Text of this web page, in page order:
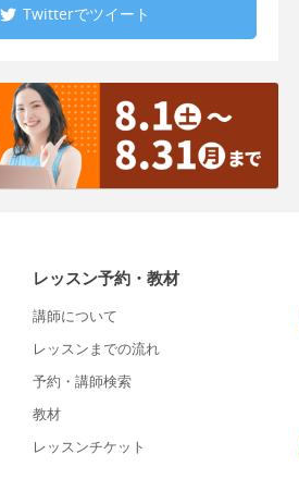
Twitterでツイート
レッスン予約・教材
講師について
レッスンまでの流れ
予約・講師検索
教材
レッスンチケット